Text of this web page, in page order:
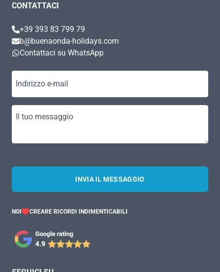
CONTATTACI
+39 393 83 799 79
b@buenaonda-holidays.com
Contattaci su WhatsApp
Indirizzo e-mail
Il tuo messaggio
INVIA IL MESSAGGIO
NOI CREARE RICORDI INDIMENTICABILI